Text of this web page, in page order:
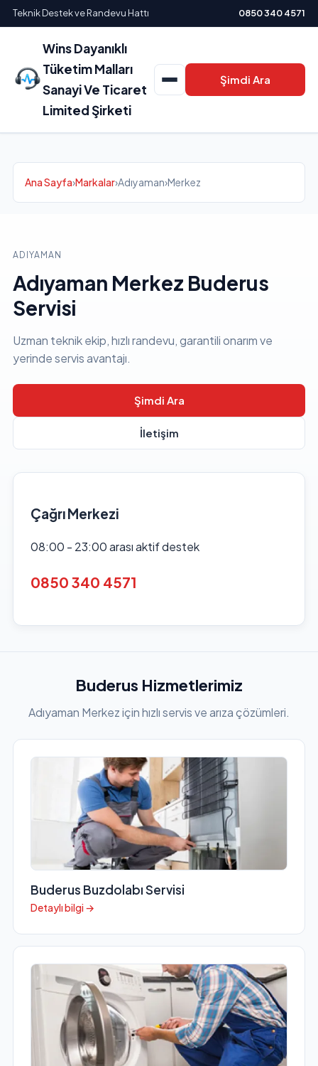
Teknik Destek ve Randevu Hattı 0850 340 4571
Wins Dayanıklı
Tüketim Malları
Sanayi Ve Ticaret
Limited Şirketi
Şimdi Ara
Ana Sayfa›Markalar›Adıyaman›Merkez
ADIYAMAN
Adıyaman Merkez Buderus
Servisi
Uzman teknik ekip, hızlı randevu, garantili onarım ve
yerinde servis avantajı.
Şimdi Ara
İletişim
Çağrı Merkezi
08:00 - 23:00 arası aktif destek
0850 340 4571
Buderus Hizmetlerimiz
Adıyaman Merkez için hızlı servis ve arıza çözümleri.
Buderus Buzdolabı Servisi
Detaylı bilgi →